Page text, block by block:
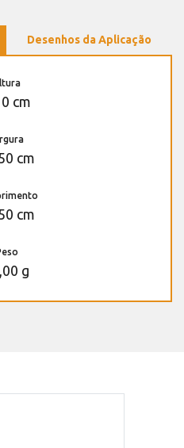
Desenhos da Aplicação
cm
cm
cm
g